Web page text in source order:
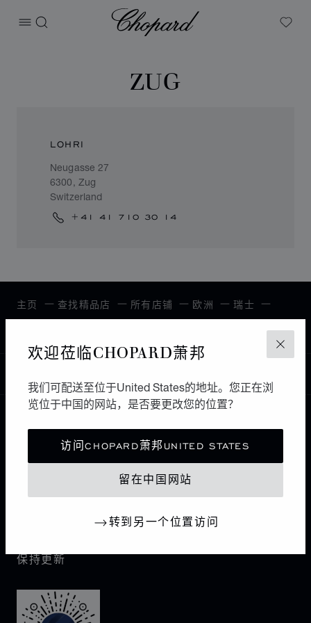
关闭
欢迎莅临CHOPARD萧邦
我们可配送至位于United States的地址。您正在浏
览位于中国的网站，是否要更改您的位置？
访问CHOPARD萧邦UNITED STATES
留在中国网站
转到另一个位置访问
打开菜单
搜索
Chopard
My
ZUG
LOHRI
Neugasse 27
6300, Zug
Switzerland
+41 41 710 30 14
主页 查找精品店 所有店铺 欧洲
瑞士
本地化（更改国家/地区）
更改国家/地区
保持更新